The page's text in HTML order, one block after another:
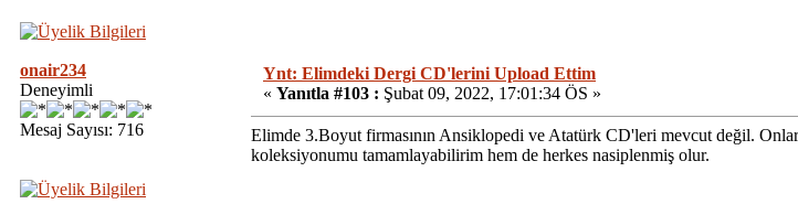
onair234
Deneyimli
Mesaj Sayısı: 716
Ynt: Elimdeki Dergi CD'lerini Upload Ettim
« Yanıtla #103 : Şubat 09, 2022, 17:01:34 ÖS »
Elimde 3.Boyut firmasının Ansiklopedi ve Atatürk CD'leri mevcut değil.
koleksiyonumu tamamlayabilirim hem de herkes nasiplenmiş olur.